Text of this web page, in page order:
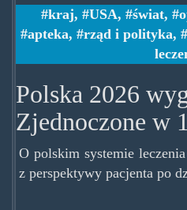
kraj, USA, świat,
apteka, rząd i polityka,
Polska 2026
Zjednoczone w
O polskim systemie
z perspektywy pacjenta po